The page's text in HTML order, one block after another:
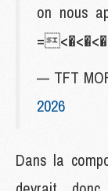
on nous
— TFT
2026
Dans la